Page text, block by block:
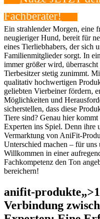
Fachberater!
Ein strahlender ⁣Morgen, eine
neugieriger Hund, bereit für
eines Tierliebhabers, der sich
Familienmitglieder sorgt. In
immer größer wird,
Tierbesitzer⁢ stetig zunimmt.‍
qualitativ hochwertigen
geliebten Vierbeiner fördern,
Möglichkeiten⁢ und
sicherstellen, dass⁤ diese
Tiere sind? Genau hier
Experten ins Spiel. Denn ihre
Vermarktung von AniFit-
Unterschied ‍machen – für ​uns
Willkommen in einer
‍Fachkompetenz den Ton
bereichern!
anifit-
Verbindung